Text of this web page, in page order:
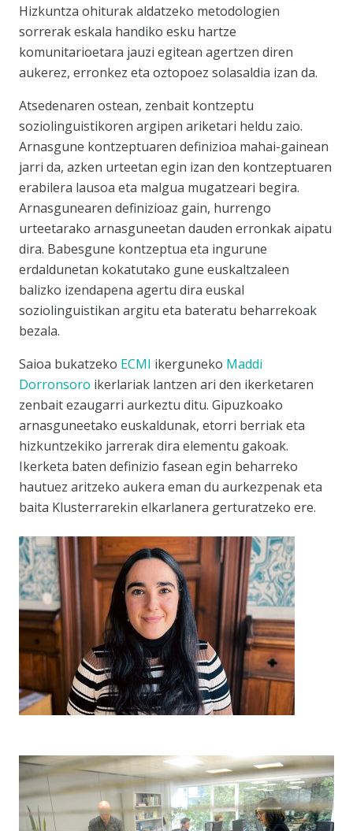
Hizkuntza ohiturak aldatzeko metodologien
sorrerak eskala handiko esku hartze
komunitarioetara jauzi egitean agertzen diren
aukerez, erronkez eta oztopoez solasaldia izan da.
Atsedenaren ostean, zenbait kontzeptu
soziolinguistikoren argipen ariketari heldu zaio.
Arnasgune kontzeptuaren definizioa mahai-gainean
jarri da, azken urteetan egin izan den kontzeptuaren
erabilera lausoa eta malgua mugatzeari begira.
Arnasgunearen definizioaz gain, hurrengo
urteetarako arnasguneetan dauden erronkak aipatu
dira. Babesgune kontzeptua eta ingurune
erdaldunetan kokatutako gune euskaltzaleen
balizko izendapena agertu dira euskal
soziolinguistikan argitu eta bateratu beharrekoak
bezala.
Saioa bukatzeko ECMI ikerguneko Maddi
Dorronsoro ikerlariak lantzen ari den ikerketaren
zenbait ezaugarri aurkeztu ditu. Gipuzkoako
arnasguneetako euskaldunak, etorri berriak eta
hizkuntzekiko jarrerak dira elementu gakoak.
Ikerketa baten definizio fasean egin beharreko
hautuez aritzeko aukera eman du aurkezpenak eta
baita Klusterrarekin elkarlanera gerturatzeko ere.